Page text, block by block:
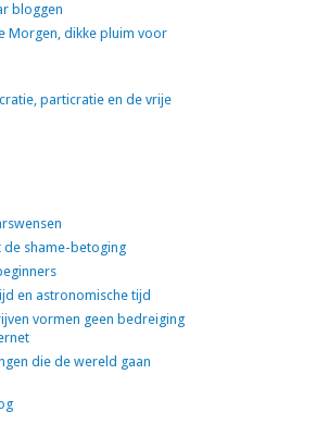
bloggen
Morgen, dikke pluim voor
particratie en de vrije
shame-betoging
en astronomische tijd
vormen geen bedreiging
die de wereld gaan